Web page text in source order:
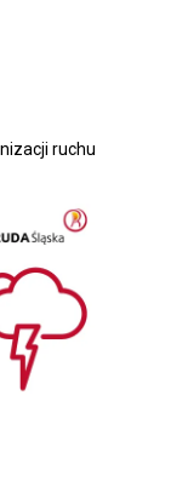
ruchu